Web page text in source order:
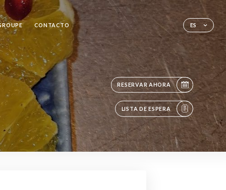
ES
CONTACTO
RESERVAR AHORA
LISTA DE ESPERA